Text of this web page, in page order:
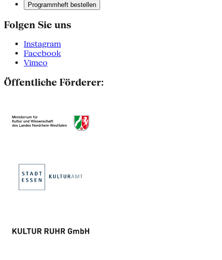
Programmheft bestellen
Folgen Sie uns
Instagram
Facebook
Vimeo
Öffentliche Förderer: